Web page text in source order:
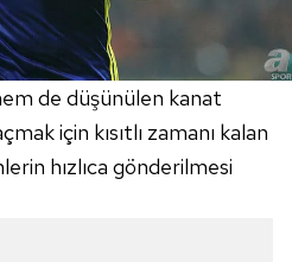
de düşünülen kanat
için kısıtlı zamanı kalan
hızlıca gönderilmesi